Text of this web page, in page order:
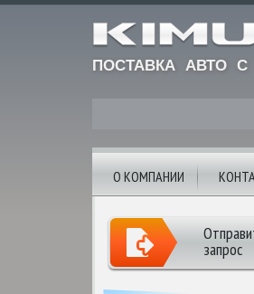
ПОСТАВКА АВТО С
О КОМПАНИИ
запрос